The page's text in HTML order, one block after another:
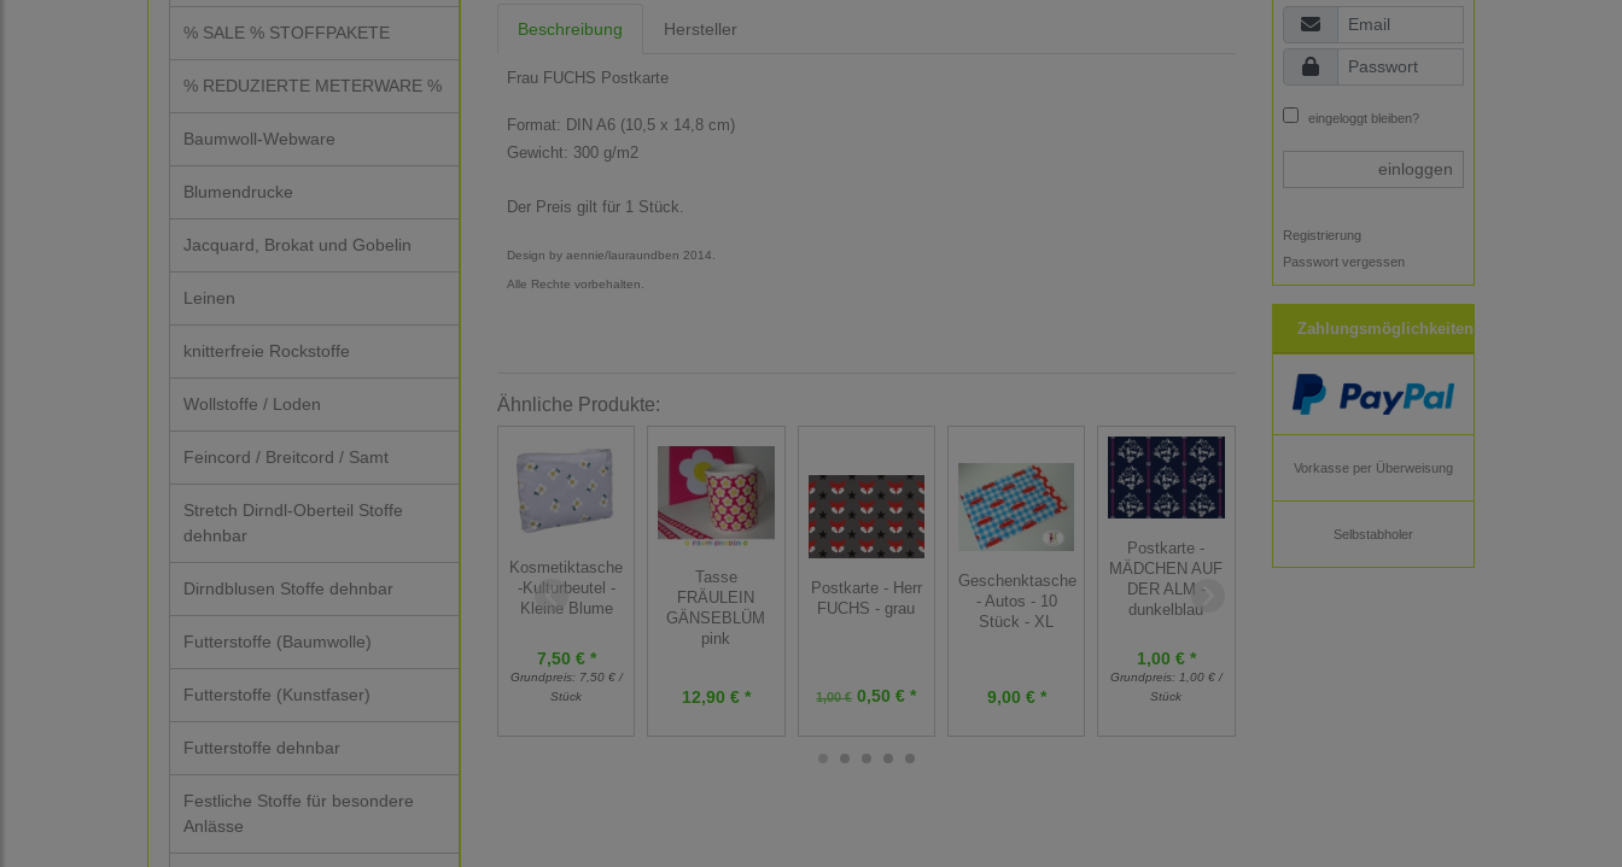
% SALE % STOFFPAKETE
% REDUZIERTE METERWARE %
Baumwoll-Webware
Blumendrucke
Jacquard, Brokat und Gobelin
Leinen
knitterfreie Rockstoffe
Wollstoffe / Loden
Feincord / Breitcord / Samt
Stretch Dirndl-Oberteil Stoffe
dehnbar
Dirndblusen Stoffe dehnbar
Futterstoffe (Baumwolle)
Futterstoffe (Kunstfaser)
Futterstoffe dehnbar
Festliche Stoffe für besondere
Anlässe
Beschreibung Hersteller
Frau FUCHS Postkarte
Format: DIN A6 (10,5 x 14,8 cm)
Gewicht: 300 g/m2
Der Preis gilt für 1 Stück.
Design by aennie/lauraundben 2014.
Alle Rechte vorbehalten.
Ähnliche Produkte:
Kosmetiktasche
-Kulturbeutel -
Kleine Blume
7,50 € *
Grundpreis: 7,50 € /
Stück
Tasse
FRÄULEIN
GÄNSEBLÜM
pink
12,90 € *
Postkarte - Herr
FUCHS - grau
1,00 € 0,50 € *
Geschenktasche
- Autos - 10
Stück - XL
9,00 € *
Postkarte -
MÄDCHEN AUF
DER ALM -
dunkelblau
1,00 € *
Grundpreis: 1,00 € /
Stück
eingeloggt bleiben?
einloggen
Registrierung
Passwort vergessen
Zahlungsmöglichkeiten
Vorkasse per Überweisung
Selbstabholer